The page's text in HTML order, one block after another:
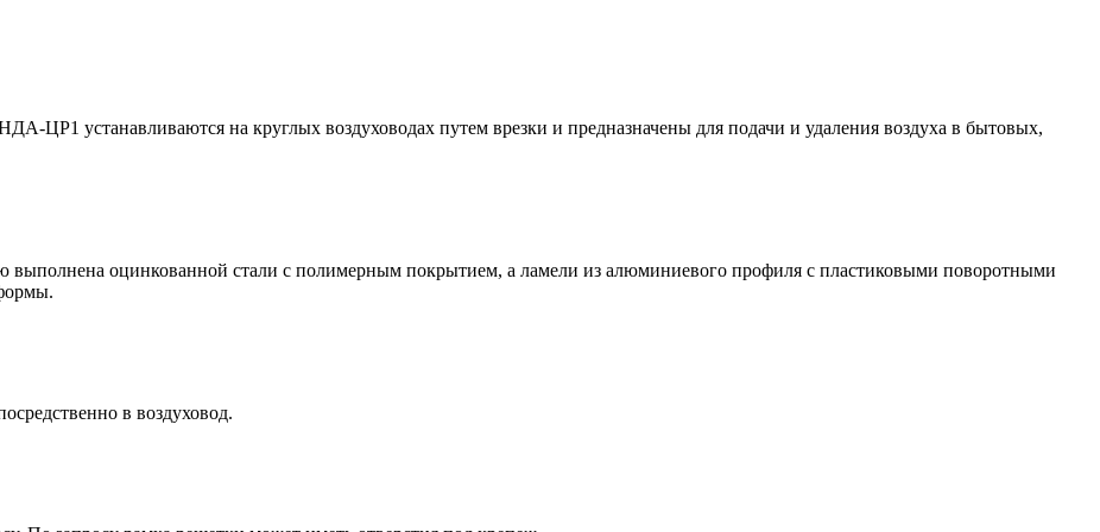
ЦР1 устанавливаются на круглых воздуховодах путем врезки и предназначены для подачи и удаления воздуха в бытовых,
выполнена оцинкованной стали с полимерным покрытием, а ламели из алюминиевого профиля с пластиковыми поворотными
в воздуховод.